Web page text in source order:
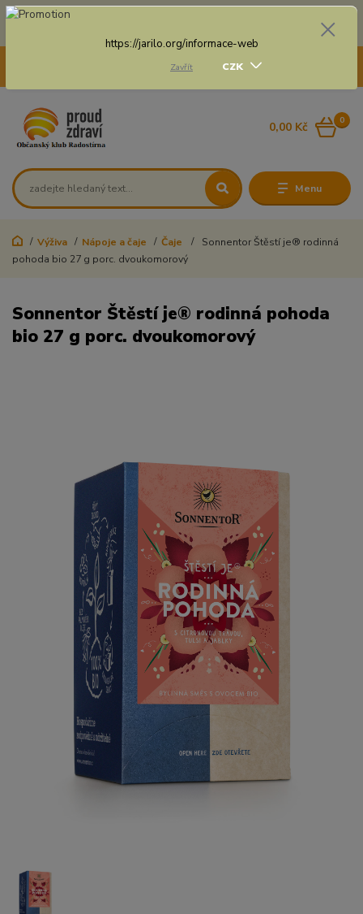
Doprava zdarma na některé druhy dopravy při nákupu
Menu
CZK
0
0,00 Kč
Výživa Nápoje a čaje Čaje
Sonnentor Štěstí je® rodinná
pohoda bio 27 g porc. dvoukomorový
Sonnentor Štěstí je® rodinná pohoda
bio 27 g porc. dvoukomorový
https://jarilo.org/informace-web
Zavřít